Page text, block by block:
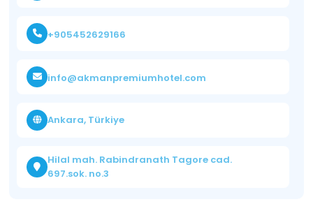
+905452629166
info@akmanpremiumhotel.com
Ankara, Türkiye
Hilal mah. Rabindranath Tagore cad.
697.sok. no.3